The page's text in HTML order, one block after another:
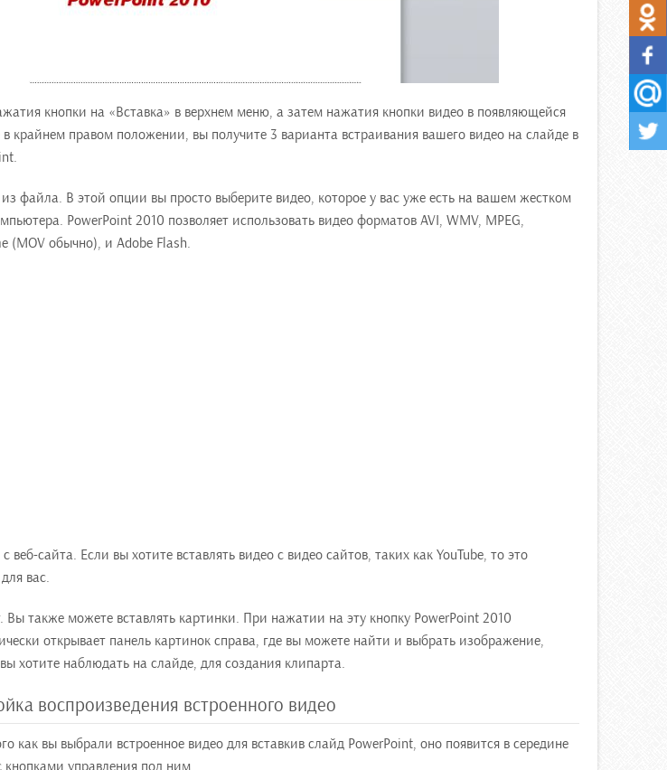
кнопки на «Вставка» в верхнем меню, а затем нажатия кнопки видео в появляющейся
в крайнем правом положении, вы получите 3 варианта встраивания вашего видео на слайде в
файла. В этой опции вы просто выберите видео, которое у вас уже есть на вашем жестком
PowerPoint 2010 позволяет использовать видео форматов AVI, WMV, MPEG,
(MOV обычно), и Adobe Flash.
веб-сайта. Если вы хотите вставлять видео с видео сайтов, таких как YouTube, то это
вас.
Вы также можете вставлять картинки. При нажатии на эту кнопку PowerPoint 2010
открывает панель картинок справа, где вы можете найти и выбрать изображение,
хотите наблюдать на слайде, для создания клипарта.
воспроизведения встроенного видео
как вы выбрали встроенное видео для вставкив слайд PowerPoint, оно появится в середине
кнопками управления под ним.